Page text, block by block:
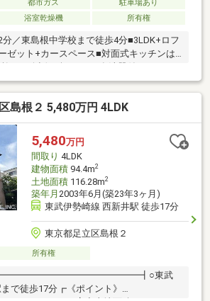
都市ガス
駐車場あり
浴室乾燥機 所有権
／東島根中学校まで徒歩4分■3LDK+ロフ
ゼット+カースペース■対面式キッチンは
との会話を楽めます■食洗器付き・３口
換気乾燥機・追焚機能付き■ポラスグル
ムプラン作成いたします！徒歩2分の場所
いますので、子育てファミリーにもオス
新生活をスタートしてみませんか？少し
たら、お気軽にお問合せください♪
島根２ 5,480万円 4LDK
5,480万円
間取り 4LDK
建物面積94.4m2
土地面積116.28m2
築年月 2003年6月(築23年3ヶ月)
東武伊勢崎線 西新井駅 徒歩17分
東京都足立区島根２
所有権
東武
で徒歩17分┏《ポイント》